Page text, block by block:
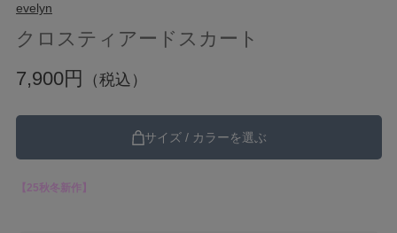
evelyn
クロスティアードスカート
7,900円
（税込）
サイズ / カラーを選ぶ
【25秋冬新作】